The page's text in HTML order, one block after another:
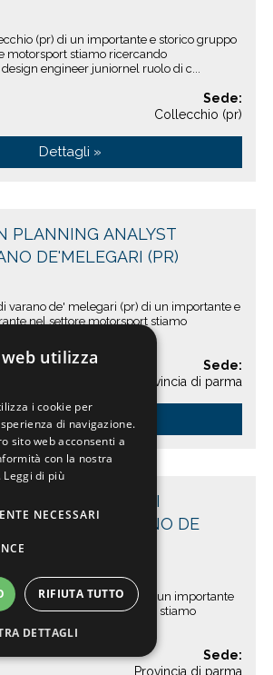
(pr) di un importante e storico gruppo
motorsport stiamo ricercando
engineer juniornel ruolo di c...
Sede:
Collecchio (pr)
Dettagli »
PLANNING ANALYST
DE'MELEGARI (PR)
varano de' melegari (pr) di un importante e
nel settore motorsport stiamo
Sede:
Provincia di parma
Dettagli »
PRESTAZIONI
DA CORSA-VARANO DE
varano de' melegari (pr) di un importante
nel settore motorsport stiamo
delle...
Sede:
Provincia di parma
utilizza
i cookie per
di navigazione.
sito web acconsenti a
con la nostra
Leggi di più
NECESSARI
RIFIUTA TUTTO
DETTAGLI